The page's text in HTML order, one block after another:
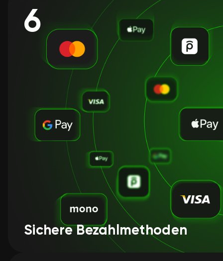
6
Sichere Bezahlmethoden